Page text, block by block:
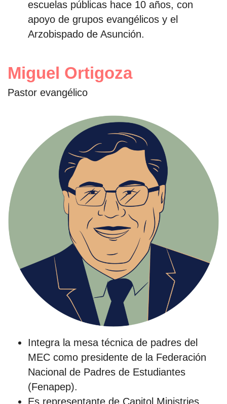
escuelas públicas hace 10 años, con
apoyo de grupos evangélicos y el
Arzobispado de Asunción.
Miguel Ortigoza
Pastor evangélico
Integra la mesa técnica de padres del
MEC como presidente de la Federación
Nacional de Padres de Estudiantes
(Fenapep).
Es representante de Capitol Ministries,